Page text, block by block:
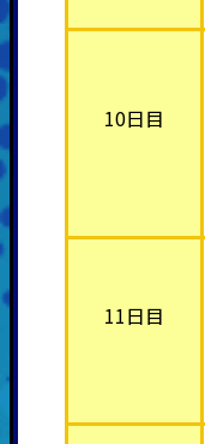
10日目
11日目